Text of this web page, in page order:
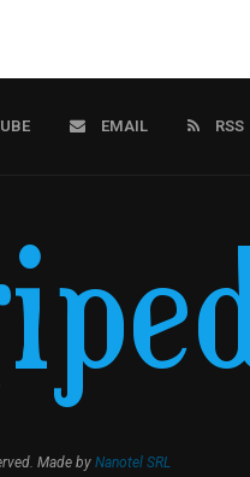
EMAIL RSS
Made by Nanotel SRL